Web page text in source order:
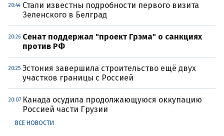
20:44 Стали известны подробности первого визита
Зеленского в Белград
20:26 Сенат поддержал "проект Грэма" о санкциях
против РФ
20:25 Эстония завершила строительство ещё двух
участков границы с Россией
20:07 Канада осудила продолжающуюся оккупацию
Россией части Грузии
ВСЕ НОВОСТИ